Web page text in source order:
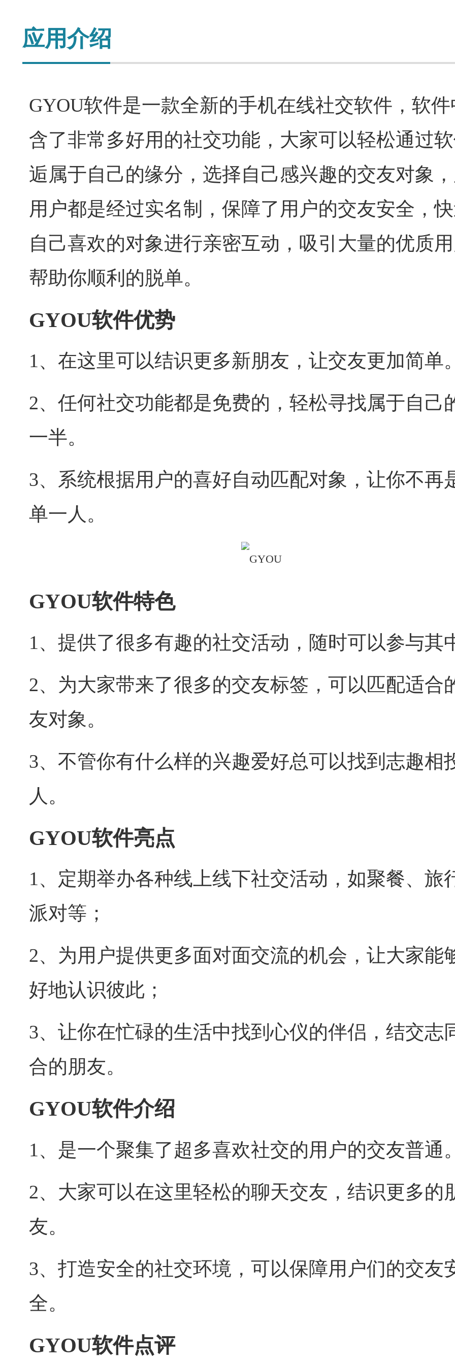
应用介绍
GYOU软件是一款全新的手机在线社交软件，软
含了非常多好用的社交功能，大家可以轻松通过
逅属于自己的缘分，选择自己感兴趣的交友对象
用户都是经过实名制，保障了用户的交友安全，
自己喜欢的对象进行亲密互动，吸引大量的优质用
帮助你顺利的脱单。
GYOU软件优势
1、在这里可以结识更多新朋友，让交友更加简单。
2、任何社交功能都是免费的，轻松寻找属于自己
一半。
3、系统根据用户的喜好自动匹配对象，让你不再
单一人。
GYOU软件特色
1、提供了很多有趣的社交活动，随时可以参与其
2、为大家带来了很多的交友标签，可以匹配适合
友对象。
3、不管你有什么样的兴趣爱好总可以找到志趣相
人。
GYOU软件亮点
1、定期举办各种线上线下社交活动，如聚餐、旅
派对等；
2、为用户提供更多面对面交流的机会，让大家能
好地认识彼此；
3、让你在忙碌的生活中找到心仪的伴侣，结交志
合的朋友。
GYOU软件介绍
1、是一个聚集了超多喜欢社交的用户的交友普通。
2、大家可以在这里轻松的聊天交友，结识更多的
友。
3、打造安全的社交环境，可以保障用户们的交友
全。
GYOU软件点评